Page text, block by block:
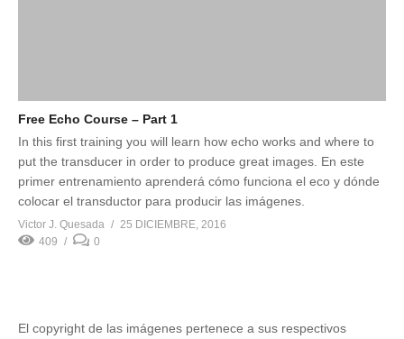
Free Echo Course – Part 1
In this first training you will learn how echo works and where to
put the transducer in order to produce great images. En este
primer entrenamiento aprenderá cómo funciona el eco y dónde
colocar el transductor para producir las imágenes.
Victor J. Quesada
25 DICIEMBRE, 2016
409
0
El copyright de las imágenes pertenece a sus respectivos